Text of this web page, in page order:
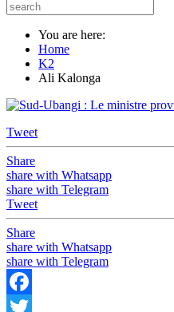
You are here:
Home
K2
Ali Kalonga
Tweet
Share
share with Whatsapp
share with Telegram
Tweet
Share
share with Whatsapp
share with Telegram
Facebook